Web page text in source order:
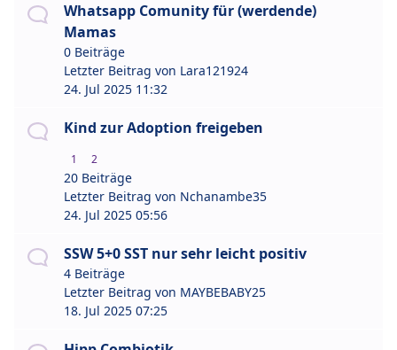
Whatsapp Comunity für (werdende)
Mamas
0 Beiträge
Letzter Beitrag von Lara121924
24. Jul 2025 11:32
Kind zur Adoption freigeben
1 2
20 Beiträge
Letzter Beitrag von Nchanambe35
24. Jul 2025 05:56
SSW 5+0 SST nur sehr leicht positiv
4 Beiträge
Letzter Beitrag von MAYBEBABY25
18. Jul 2025 07:25